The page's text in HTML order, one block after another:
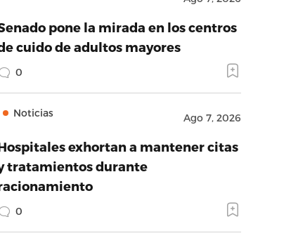
pone la mirada en los centros
cuido de adultos mayores
0
Noticias Ago 7, 2026
exhortan a mantener citas
tratamientos durante
0